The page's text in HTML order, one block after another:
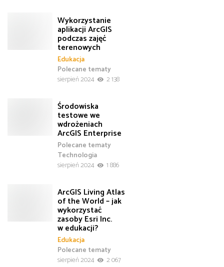
Wykorzystanie
aplikacji ArcGIS
podczas zajęć
terenowych
Edukacja
Polecane tematy
sierpień 2024
2 138
Środowiska
testowe we
wdrożeniach
ArcGIS Enterprise
Polecane tematy
Technologia
sierpień 2024
1 886
ArcGIS Living Atlas
of the World – jak
wykorzystać
zasoby Esri Inc.
w edukacji?
Edukacja
Polecane tematy
sierpień 2024
2 067